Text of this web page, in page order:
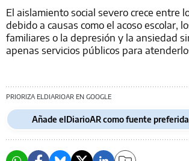
El aislamiento social severo crece entre
debido a causas como el acoso escolar,
familiares o la depresión y la ansiedad
apenas servicios públicos para
PRIORIZA ELDIARIOAR EN GOOGLE
Añade elDiarioAR como fuente preferida